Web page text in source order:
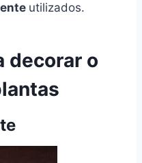
utilizados.
decorar o